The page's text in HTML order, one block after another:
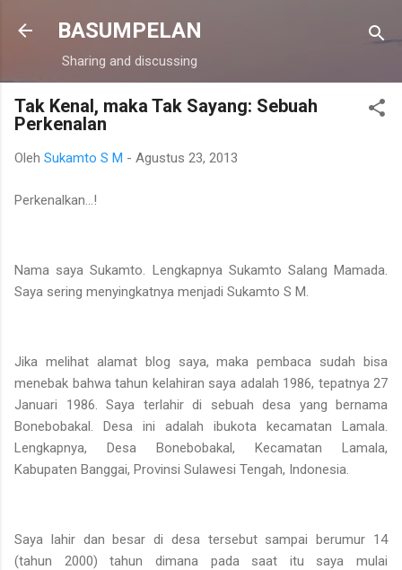
Langsung ke konten utama
BASUMPELAN
Sharing and discussing
Tak Kenal, maka Tak Sayang: Sebuah
Perkenalan
Oleh Sukamto S M - Agustus 23, 2013
Perkenalkan...!
Nama saya Sukamto. Lengkapnya Sukamto Salang Mamada.
Saya sering menyingkatnya menjadi Sukamto S M.
Jika melihat alamat blog saya, maka pembaca sudah bisa
menebak bahwa tahun kelahiran saya adalah 1986, tepatnya 27
Januari 1986. Saya terlahir di sebuah desa yang bernama
Bonebobakal. Desa ini adalah ibukota kecamatan Lamala.
Lengkapnya, Desa Bonebobakal, Kecamatan Lamala,
Kabupaten Banggai, Provinsi Sulawesi Tengah, Indonesia.
Saya lahir dan besar di desa tersebut sampai berumur 14
(tahun 2000) tahun dimana pada saat itu saya mulai